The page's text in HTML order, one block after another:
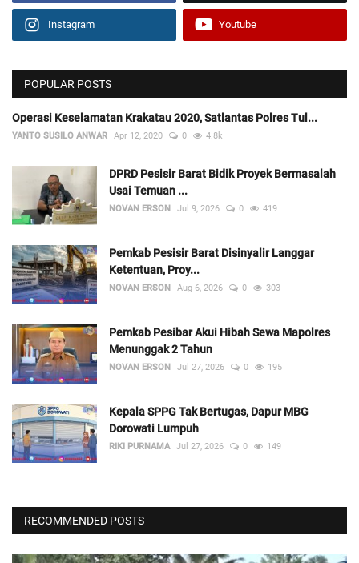
Instagram Youtube
POPULAR POSTS
Operasi Keselamatan Krakatau 2020, Satlantas Polres Tul...
YANTO SUSILO ANWAR Apr 12, 2020 0 4.8k
DPRD Pesisir Barat Bidik Proyek Bermasalah
Usai Temuan ...
NOVAN ERSON Jul 9, 2026 0 419
Pemkab Pesisir Barat Disinyalir Langgar
Ketentuan, Proy...
NOVAN ERSON Aug 6, 2026 0 303
Pemkab Pesibar Akui Hibah Sewa Mapolres
Menunggak 2 Tahun
NOVAN ERSON Jul 27, 2026 0 195
Kepala SPPG Tak Bertugas, Dapur MBG
Dorowati Lumpuh
RIKI PURNAMA Jul 27, 2026 0 149
RECOMMENDED POSTS